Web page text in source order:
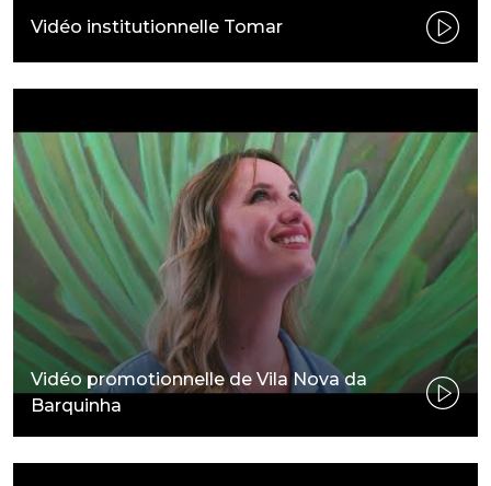
Vidéo institutionnelle Tomar
Vidéo promotionnelle de Vila Nova da
Barquinha